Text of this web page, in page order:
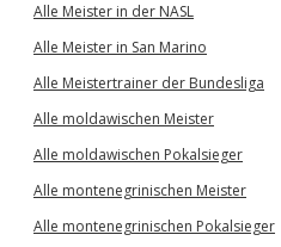
Alle Meister in der NASL
Alle Meister in San Marino
Alle Meistertrainer der Bundesliga
Alle moldawischen Meister
Alle moldawischen Pokalsieger
Alle montenegrinischen Meister
Alle montenegrinischen Pokalsieger